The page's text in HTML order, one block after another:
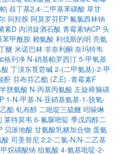
叔丁基2,4-二甲基苯磺酸 草甘
间羟胺 阿莫罗芬EP 氟氯西林钠
素D 内消旋酒石酸 青霉素钠CP 头
苯甲酰胺 赖氨酸 利伐斯的明 亮氨
醚 米诺巴林 非奈利酮 奈玛特韦
格列净 N-硝基帕罗西汀 5-甲氧基
丁溴东莨菪碱 2-(二甲氨基)-2-甲
酐 芬布芬乙酯 (Z,E) -青霉素F
胱氨酸 N-丙基丙氨酸 左旋樟脑磺
1-N-甲基-N-亚硝基氨基-1-脱氧-
酯 钆布醇 二吡啶三硫醚 吲哚啉
莱特莫韦 6-氟脲嘧啶 季戊四醇二
贝派地酸 甘氨酸乳糖加合物 蛋氨
司美替尼 2,2-二氯-N,N-二乙基
烷磺酸钠 组氨酸 4-氨基吡啶-2-